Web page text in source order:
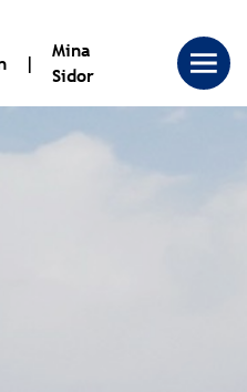
Mina
Sidor